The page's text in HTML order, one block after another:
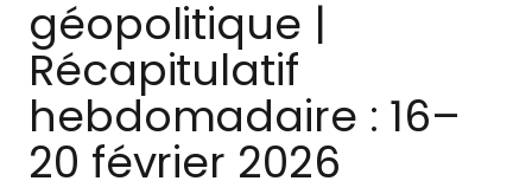
géopolitique |
Récapitulatif
hebdomadaire : 16–
20 février 2026